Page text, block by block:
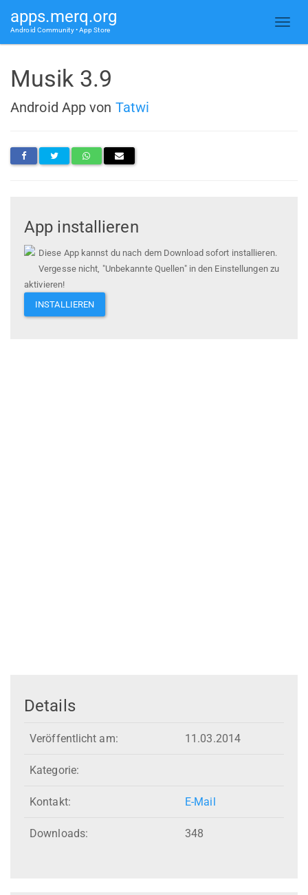
apps.merq.org
Android Community • App Store
Musik 3.9
Android App von Tatwi
App installieren
Diese App kannst du nach dem Download sofort installieren.
Vergesse nicht, "Unbekannte Quellen" in den Einstellungen zu
aktivieren!
INSTALLIEREN
Details
Veröffentlicht am: 11.03.2014
Kategorie:
Kontakt: E-Mail
Downloads: 348